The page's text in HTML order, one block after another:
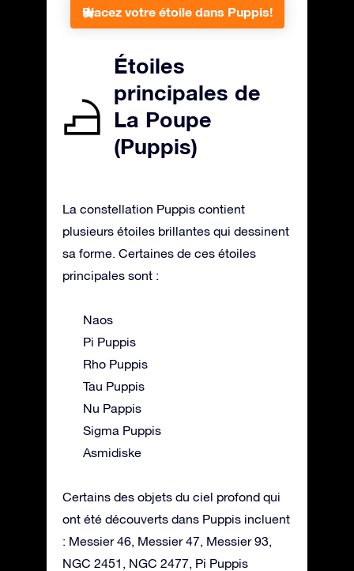
Placez votre étoile dans Puppis!
Étoiles
principales de
La Poupe
(Puppis)
La constellation Puppis contient
plusieurs étoiles brillantes qui dessinent
sa forme. Certaines de ces étoiles
principales sont :
Naos
Pi Puppis
Rho Puppis
Tau Puppis
Nu Pappis
Sigma Puppis
Asmidiske
Certains des objets du ciel profond qui
ont été découverts dans Puppis incluent
: Messier 46, Messier 47, Messier 93,
NGC 2451, NGC 2477, Pi Puppis